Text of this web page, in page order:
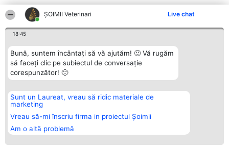
ȘOIMII Veterinari Live chat
18:45
Bună, suntem încântați să vă ajutăm! 🙂 Vă rugăm
să faceți clic pe subiectul de conversație
corespunzător! 🙂
Sunt un Laureat, vreau să ridic materiale de
marketing
Vreau să-mi înscriu firma in proiectul Șoimii
Am o altă problemă
Organizator Ranking
BRIGHT SOLUTIONS BR SRL
Aleea Timisul De Sus 2 Bl. A30
Sc. A Et. 4 Ap. 13 Cod 061952
București
CUI 36737675
Plebiscyt
Lista Tuturor
Laureaților
Statut
Contact